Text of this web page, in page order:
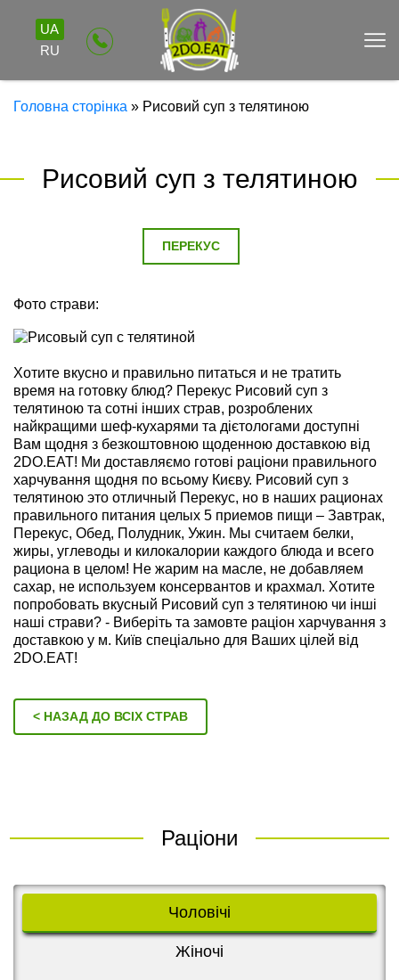
UA
RU
Головна сторінка » Рисовий суп з телятиною
Рисовий суп з телятиною
ПЕРЕКУС
Фото страви:
Хотите вкусно и правильно питаться и не тратить
время на готовку блюд? Перекус Рисовий суп з
телятиною та сотні інших страв, розроблених
найкращими шеф-кухарями та дієтологами доступні
Вам щодня з безкоштовною щоденною доставкою від
2DO.EAT! Ми доставляємо готові раціони правильного
харчування щодня по всьому Києву. Рисовий суп з
телятиною это отличный Перекус, но в наших рационах
правильного питания целых 5 приемов пищи – Завтрак,
Перекус, Обед, Полудник, Ужин. Мы считаем белки,
жиры, углеводы и килокалории каждого блюда и всего
рациона в целом! Не жарим на масле, не добавляем
сахар, не используем консервантов и крахмал. Хотите
попробовать вкусный Рисовий суп з телятиною чи інші
наші страви? - Виберіть та замовте раціон харчування з
доставкою у м. Київ спеціально для Ваших цілей від
2DO.EAT!
< НАЗАД ДО ВСІХ СТРАВ
Раціони
Чоловічі
Жіночі